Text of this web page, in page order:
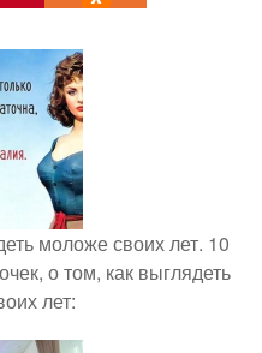
моложе своих лет. 10
о том, как выглядеть
лет: